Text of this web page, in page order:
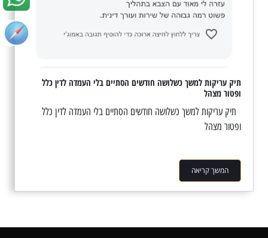
תיק עריקות למשך כשלושה חודשים הסתיים בלי העמדה לדין כלל
ופטור מצהל
תיק עריקות למשך כשלושה חודשים הסתיים בלי העמדה לדין כלל
ופטור מצהל
המשך קריאה